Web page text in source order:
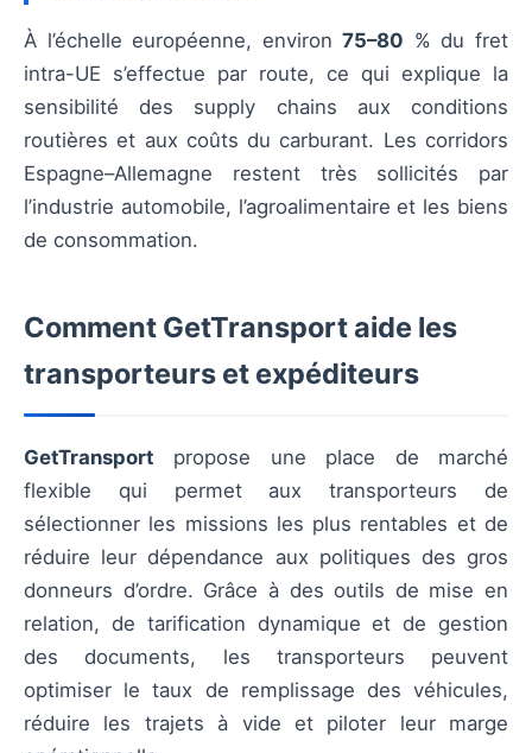
À l’échelle européenne, environ75–80 % du fret
intra-UE s’effectue par route, ce qui explique la
sensibilité des supply chains aux conditions
routières et aux coûts du carburant. Les corridors
Espagne–Allemagne restent très sollicités par
l’industrie automobile, l’agroalimentaire et les biens
de consommation.
Comment GetTransport aide les
transporteurs et expéditeurs
GetTransport propose une place de marché
flexible qui permet aux transporteurs de
sélectionner les missions les plus rentables et de
réduire leur dépendance aux politiques des gros
donneurs d’ordre. Grâce à des outils de mise en
relation, de tarification dynamique et de gestion
des documents, les transporteurs peuvent
optimiser le taux de remplissage des véhicules,
réduire les trajets à vide et piloter leur marge